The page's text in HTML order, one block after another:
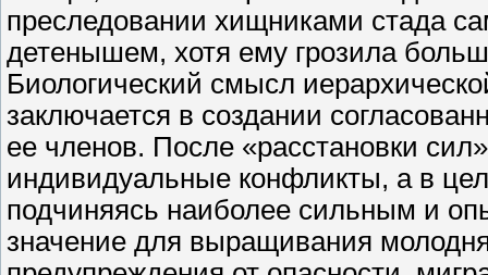
преследовании хищниками стада
детенышем, хотя ему грозила
Биологический смысл
заключается в создании
ее членов. После «расстановки
индивидуальные конфликты, а в
подчиняясь наиболее сильным и
значение для выращивания